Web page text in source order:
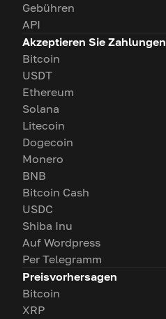
Gebühren
API
Akzeptieren Sie Zahlungen
Bitcoin
USDT
Ethereum
Solana
Litecoin
Dogecoin
Monero
BNB
Bitcoin Cash
USDC
Shiba Inu
Auf Wordpress
Per Telegramm
Preisvorhersagen
Bitcoin
XRP